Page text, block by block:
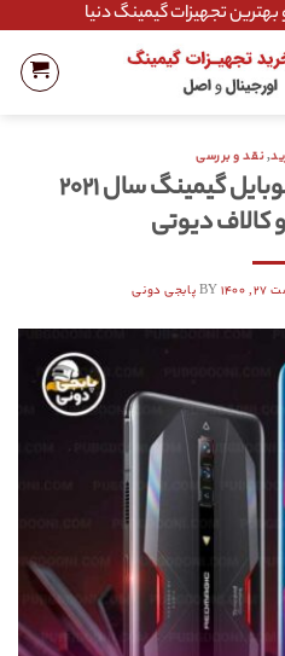
تجهیزات گیمینگ دنیا
,نقد و بررسی
بهترین گوشی های موبایل گیمینگ سال ۲۰۲۱
کالاف دیوتی
BY پابجی دونی